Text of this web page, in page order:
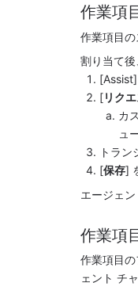
作業項
作業項目の
割り当て後
[Assist]
[リクエ
カ
ュ
トラ
[保存]
エージェ
作業項
作業項目
ェント チ